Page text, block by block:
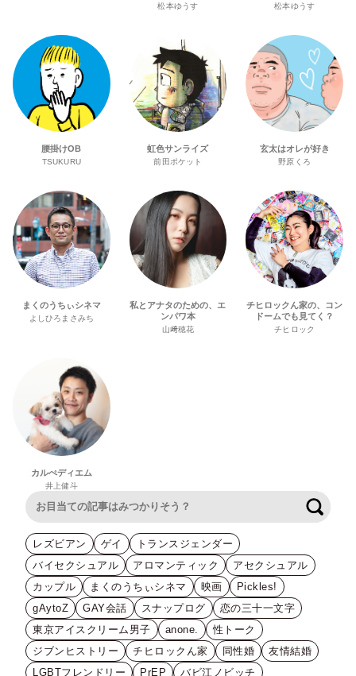
松本ゆうす 松本ゆうす
腰掛けOB
TSUKURU
虹色サンライズ
前田ポケット
玄太はオレが好き
野原くろ
まくのうちぃシネマ
よしひろまさみち
私とアナタのための、エ
ンパワ本
山﨑穂花
チヒロックん家の、コン
ドームでも見てく？
チヒロック
カルぺディエム
井上健斗
レズビアン ゲイ
トランスジェンダー
バイセクシュアル
アロマンティック
アセクシュアル
カップル
まくのうちぃシネマ 映画
Pickles!
gAytoZ
GAY会話 スナップログ
恋の三十一文字
東京アイスクリーム男子
anone.
性トーク
ジブンヒストリー
チヒロックん家 同性婚
友情結婚
LGBTフレンドリー
PrEP バビ江ノビッチ